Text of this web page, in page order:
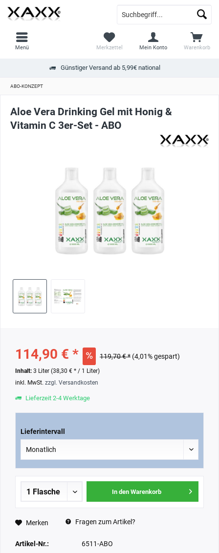
Günstiger Versand ab 5,99€ national
Warenkorb
Merkzettel Mein Konto
Menü
ABO-KONZEPT
Aloe Vera Drinking Gel mit Honig &
Vitamin C 3er-Set - ABO
114,90 € * 119,70 € * (4,01% gespart)
Inhalt: 3 Liter (38,30 € * / 1 Liter)
inkl. MwSt. zzgl. Versandkosten
Lieferzeit 2-4 Werktage
Lieferintervall
In den Warenkorb
Merken Fragen zum Artikel?
Artikel-Nr.: 6511-ABO